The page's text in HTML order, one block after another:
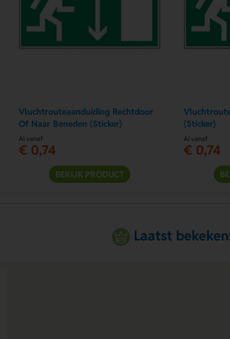
Vluchtrouteaanduiding Rechtdoor
Of Naar Beneden (Sticker)
Al vanaf
€ 0,74
BEKIJK PRODUCT
(Sticker)
Al vanaf
€ 0,74
Laatst